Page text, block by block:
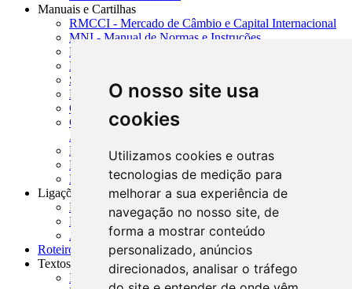
O nosso site usa
cookies
Utilizamos cookies e outras
tecnologias de medição para
melhorar a sua experiência de
navegação no nosso site, de
forma a mostrar conteúdo
personalizado, anúncios
direcionados, analisar o tráfego
Manuais e Cartilhas
RMCCI - Mercado de Câmbio e Capital Internacional
MNI - Manual de Normas e Instruções
MTVM - Manual de Títulos e Valores Mobiliários
MCR - Manual de Crédito Rural
SISORF - Manual de Organização do SFN
MASUP - Manual de Supervisão Bancária
CADOC - Catálogo de Documentos
CNAE-CONCLA - Classificação Nacional de
Atividades Econômicas
PMF - Cartilhas do BCB
Manuais Auxiliares do BCB e Cosif-e
Resenhas Diárias Governamentais
Ligações Externas
Links Úteis
Presidência da República
Agências Nacionais Reguladoras
Roteiros para Estudos
Textos
Índice de Textos